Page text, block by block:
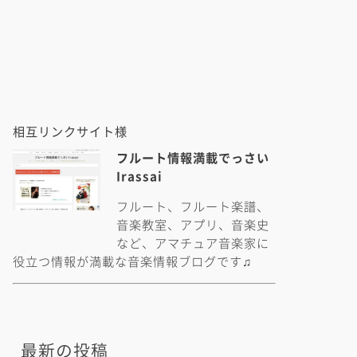
相互リンクサイト様
フルート情報満載でっさい
Irassai
フルート、フルート楽譜、
音楽教室、アプリ、音楽史
など、アマチュア音楽家に
役立つ情報が満載な音楽情報ブログです♫
最新の投稿